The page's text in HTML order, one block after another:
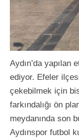
Aydın’da yapılan
ediyor. Efeler
çekebilmek için
farkındalığı ön
meydanında son
Aydınspor futbol